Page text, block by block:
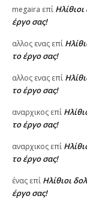
megaira επί
έργο σας!
αλλος ενας επί
το έργο σας!
αλλος ενας επί
το έργο σας!
αναρχικος επί
το έργο σας!
αναρχικος επί
το έργο σας!
ένας επί Ηλίθιοι
έργο σας!